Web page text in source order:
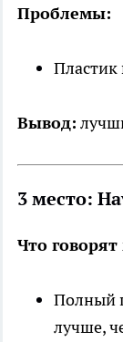
Проблемы:
Пластик
Вывод:
3 место:
Что
Полный
лучше,